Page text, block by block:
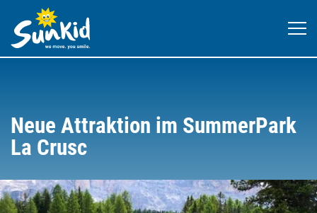
Neue Attraktion im SummerPark
La Crusc